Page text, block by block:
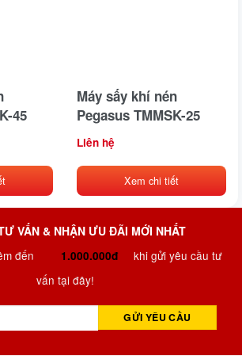
45
Máy sấy khí nén
Pegasus TMMSK-25
Liên hệ
Xem chi tiết
VẤN & NHẬN ƯU ĐÃI MỚI NHẤT
đến
1.000.000đ
khi gửi yêu cầu tư
vấn tại đây!